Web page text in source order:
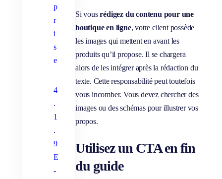
p
r
i
s
e
4
.
1
.
9
E
-
Si vousrédigez du contenu pour une
boutique en ligne, votre client possède
les images qui mettent en avant les
produits qu’il propose. Il se chargera
alors de les intégrer après la rédaction du
texte. Cette responsabilité peut toutefois
vous incomber. Vous devez chercher des
images ou des schémas pour illustrer vos
propos.
Utilisez un CTA en fin
du guide